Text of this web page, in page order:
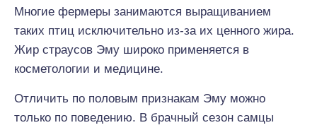
Многие фермеры занимаются выращиванием
таких птиц исключительно из-за их ценного жира.
Жир страусов Эму широко применяется в
косметологии и медицине.
Отличить по половым признакам Эму можно
только по поведению. В брачный сезон самцы